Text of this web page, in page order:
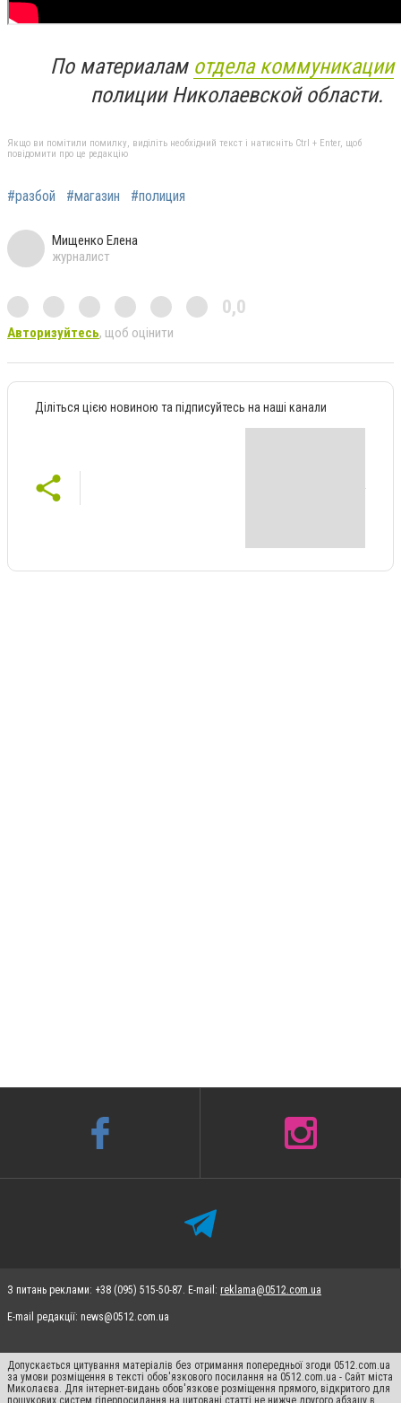
По материалам отдела коммуникации
полиции Николаевской области.
Якщо ви помітили помилку, виділіть необхідний текст і натисніть Ctrl + Enter, щоб
повідомити про це редакцію
#разбой #магазин #полиция
Мищенко Елена
журналист
0,0
Авторизуйтесь, щоб оцінити
Діліться цією новиною та підписуйтесь на наші канали
З питань реклами: +38 (095) 515-50-87. E-mail: reklama@0512.com.ua
E-mail редакції: news@0512.com.ua
Допускається цитування матеріалів без отримання попередньої згоди 0512.com.ua
за умови розміщення в тексті обов'язкового посилання на 0512.com.ua - Сайт міста
Миколаєва. Для інтернет-видань обов'язкове розміщення прямого, відкритого для
пошукових систем гіперпосилання на цитовані статті не нижче другого абзацу в